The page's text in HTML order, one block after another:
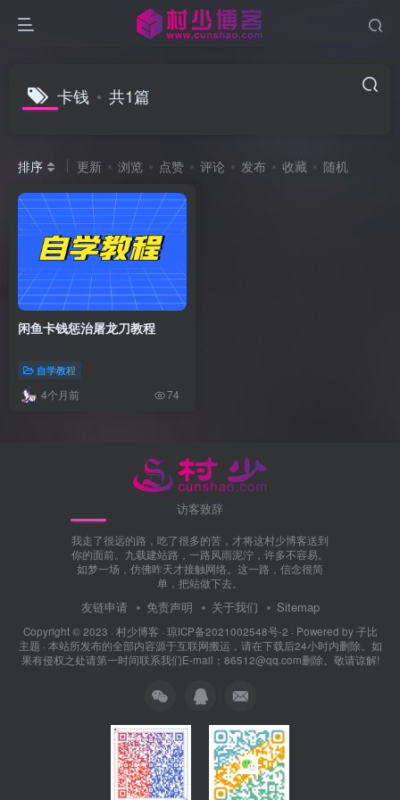
卡钱 共1篇
排序 更新 浏览 点赞 评论 发布 收藏 随机
闲鱼卡钱惩治屠龙刀教程
自学教程
4个月前 74
访客致辞
我走了很远的路，吃了很多的苦，才将这村少博客送到
你的面前。九载建站路，一路风雨泥泞，许多不容易。
如梦一场，仿佛昨天才接触网络。这一路，信念很简
单，把站做下去。
友链申请 免责声明 关于我们 Sitemap
Copyright © 2023 · 村少博客 · 琼ICP备2021002548号-2 · Powered by子比
主题 · 本站所发布的全部内容源于互联网搬运，请在下载后24小时内删除。如
果有侵权之处请第一时间联系我们E-mail：86512@qq.com删除。敬请谅解!